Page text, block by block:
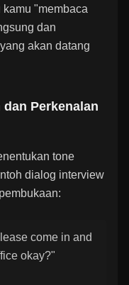
kamu "membaca
dan
akan datang
Perkenalan
tone
dialog interview
come in and
okay?"